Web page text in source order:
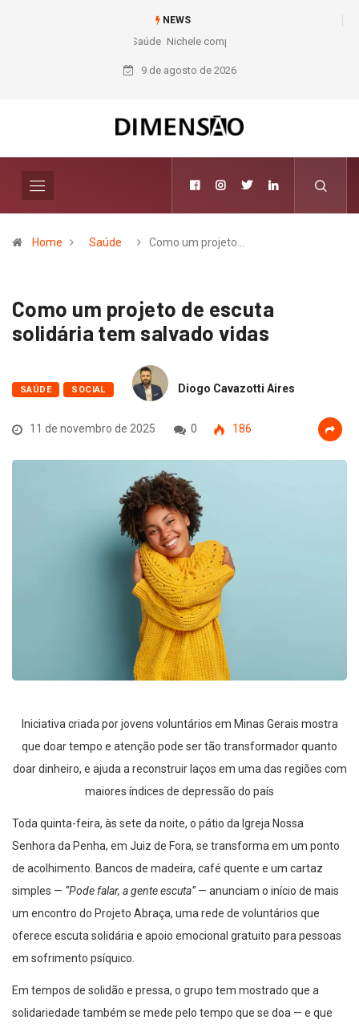
NEWS
Nichele completa 50 anos com 14 lojas e presença entre os maiores
varejistas de materiais de construção do Brasil
9 de agosto de 2026
Home Saúde Como um projeto…
Como um projeto de escuta
solidária tem salvado vidas
SAÚDE SOCIAL Diogo Cavazotti Aires
11 de novembro de 2025 0 186
Iniciativa criada por jovens voluntários em Minas Gerais mostra
que doar tempo e atenção pode ser tão transformador quanto
doar dinheiro, e ajuda a reconstruir laços em uma das regiões com
maiores índices de depressão do país
Toda quinta-feira, às sete da noite, o pátio da Igreja Nossa
Senhora da Penha, em Juiz de Fora, se transforma em um ponto
de acolhimento. Bancos de madeira, café quente e um cartaz
simples — “Pode falar, a gente escuta”— anunciam o início de mais
um encontro do Projeto Abraça, uma rede de voluntários que
oferece escuta solidária e apoio emocional gratuito para pessoas
em sofrimento psíquico.
Em tempos de solidão e pressa, o grupo tem mostrado que a
solidariedade também se mede pelo tempo que se doa — e que